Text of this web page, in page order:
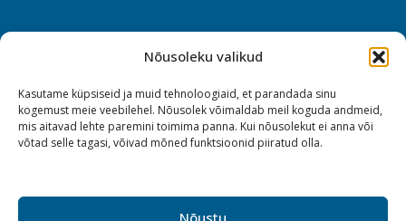
Nõusoleku valikud
Kasutame küpsiseid ja muid tehnoloogiaid, et parandada sinu
kogemust meie veebilehel. Nõusolek võimaldab meil koguda andmeid,
mis aitavad lehte paremini toimima panna. Kui nõusolekut ei anna või
võtad selle tagasi, võivad mõned funktsioonid piiratud olla.
Nõustu